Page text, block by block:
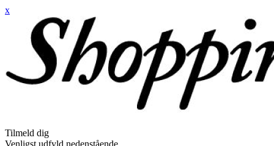
x
Tilmeld dig
Venligst udfyld nedenstående